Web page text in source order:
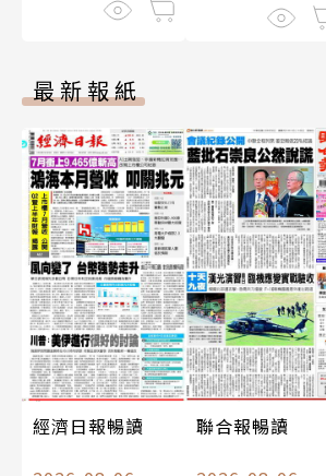
最新報紙
經濟日報暢讀
聯合報暢讀